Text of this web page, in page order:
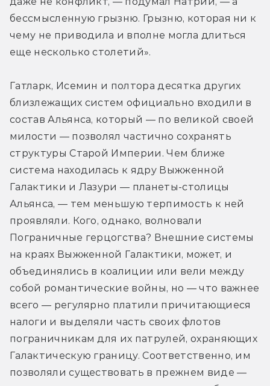
бессмысленную грызню. Грызню, которая ни к
чему не приводила и вполне могла длиться
еще несколько столетий».
Гатларк, Исемин и полтора десятка других
близлежащих систем официально входили в
состав Альянса, который — по великой своей
милости — позволял частично сохранять
структуры Старой Империи. Чем ближе
система находилась к ядру Выжженной
Галактики и Лазури — планеты-столицы
Альянса, — тем меньшую терпимость к ней
проявляли. Кого, однако, волновали
Пограничные герцогства? Внешние системы
на краях Выжженной Галактики, может, и
объединялись в коалиции или вели между
собой романтические войны, но — что важнее
всего — регулярно платили причитающиеся
налоги и выделяли часть своих флотов
пограничникам для их патрулей, охраняющих
Галактическую границу. Соответственно, им
позволяли существовать в прежнем виде —